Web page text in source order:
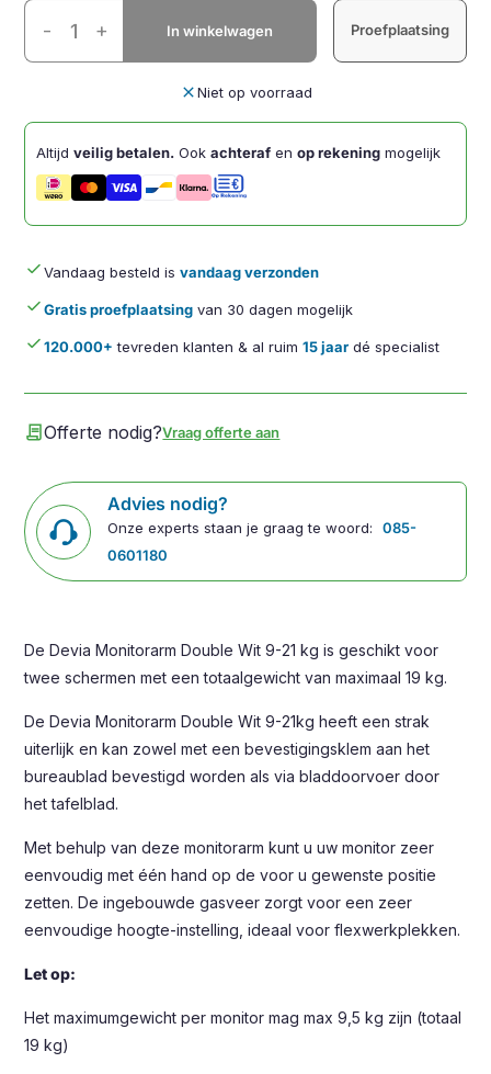
Devia
Monitorarm
Double
- + In winkelwagen Proefplaatsing
closeNiet op voorraad
Altijdveilig betalen. Ookachteraf enop rekening mogelijk
doneVandaag besteld isvandaag verzonden
doneGratis proefplaatsing van 30 dagen mogelijk
done120.000+ tevreden klanten & al ruim15 jaar dé specialist
contractOfferte nodig?Vraag offerte aan
Advies nodig?
Onze experts staan je graag te woord:
085-
0601180
De Devia Monitorarm Double Wit 9-21 kg is geschikt voor
twee schermen met een totaalgewicht van maximaal 19 kg.
De Devia Monitorarm Double Wit 9-21kg heeft een strak
uiterlijk en kan zowel met een bevestigingsklem aan het
bureaublad bevestigd worden als via bladdoorvoer door
het tafelblad.
Met behulp van deze monitorarm kunt u uw monitor zeer
eenvoudig met één hand op de voor u gewenste positie
zetten. De ingebouwde gasveer zorgt voor een zeer
eenvoudige hoogte-instelling, ideaal voor flexwerkplekken.
Let op:
Het maximumgewicht per monitor mag max 9,5 kg zijn (totaal
19 kg)